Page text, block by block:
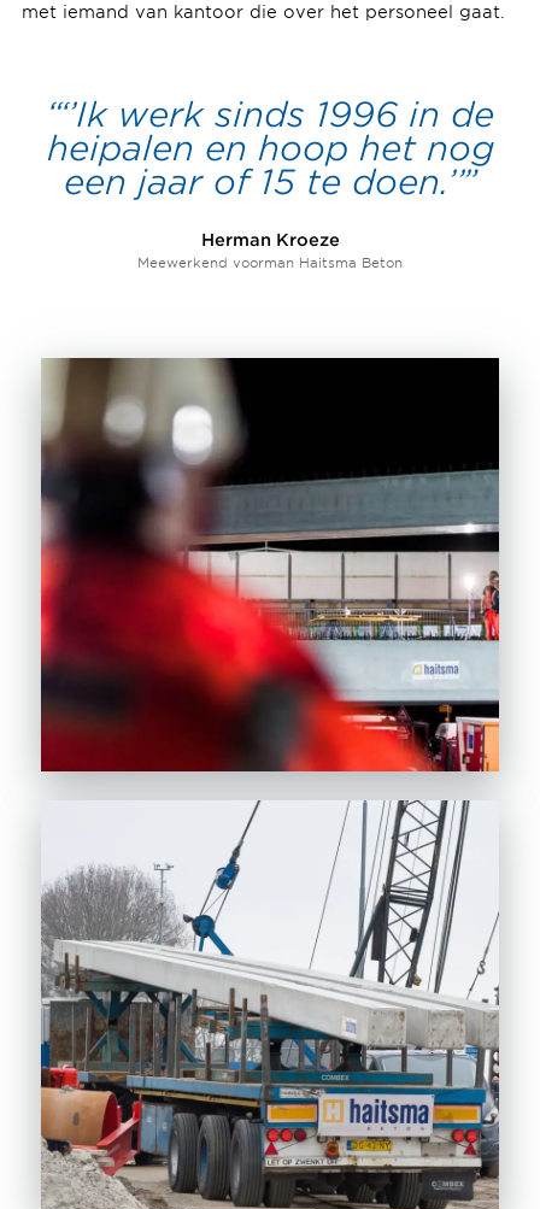
met iemand van kantoor die over het personeel gaat.
‘’Ik werk sinds 1996 in de
heipalen en hoop het nog
een jaar of 15 te doen.’’
Herman Kroeze
Meewerkend voorman Haitsma Beton